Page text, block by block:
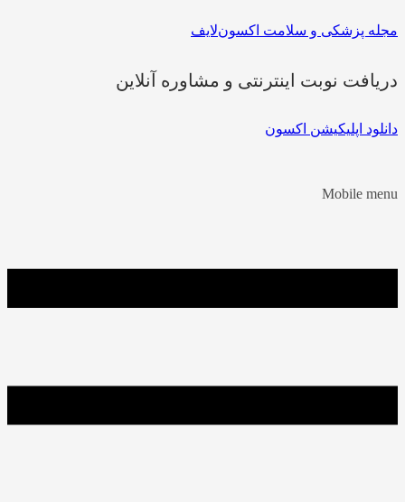
مجله پزشکی و سلامت اکسون‌لایف
دریافت نوبت اینترنتی و مشاوره آنلاین
دانلود اپلیکیشن اکسون
Mobile menu